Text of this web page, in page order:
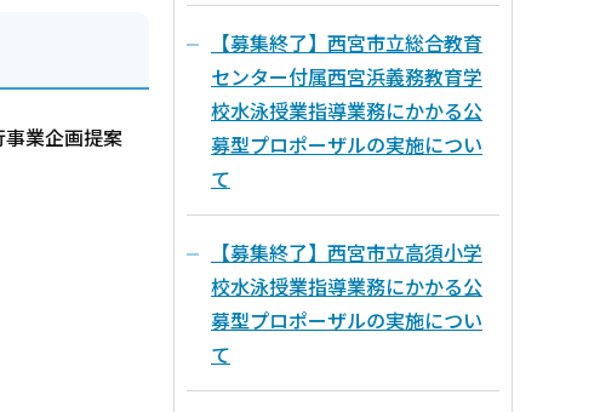
業企画提案
【募集終了】西宮市立総合教育
センター付属西宮浜義務教育学
校水泳授業指導業務にかかる公
募型プロポーザルの実施につい
て
【募集終了】西宮市立高須小学
校水泳授業指導業務にかかる公
募型プロポーザルの実施につい
て